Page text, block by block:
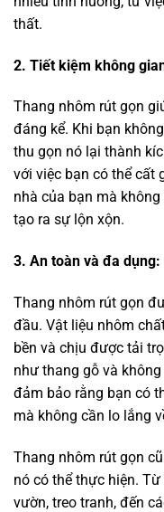
thất.
2. Tiết kiệm không
Thang nhôm rút gọn
đáng kể. Khi bạn
thu gọn nó lại thành
với việc bạn có thể cất
nhà của bạn mà
tạo ra sự lộn xộn.
3. An toàn và đa dụng:
Thang nhôm rút gọn
đầu. Vật liệu nhôm
bền và chịu được tải
như thang gỗ và
đảm bảo rằng bạn có
mà không cần lo lắng
Thang nhôm rút gọn
nó có thể thực hiện.
vườn, treo tranh, đến